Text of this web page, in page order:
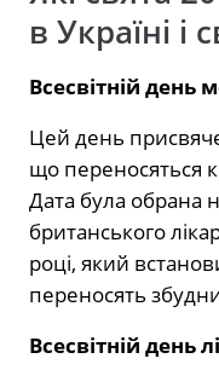
в Україні і
Всесвітній день
Цей день
що переносяться
Дата була обрана
британського
році, який
переносять
Всесвітній день